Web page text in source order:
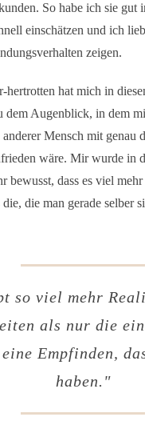
So habe ich sie gut
einschätzen und ich
zeigen.
hertrotten hat mich in
dem Augenblick, in dem
anderer Mensch mit genau
wäre. Mir wurde in
bewusst, dass es viel
die man gerade selber
so viel mehr
als nur die
Empfinden,
haben."